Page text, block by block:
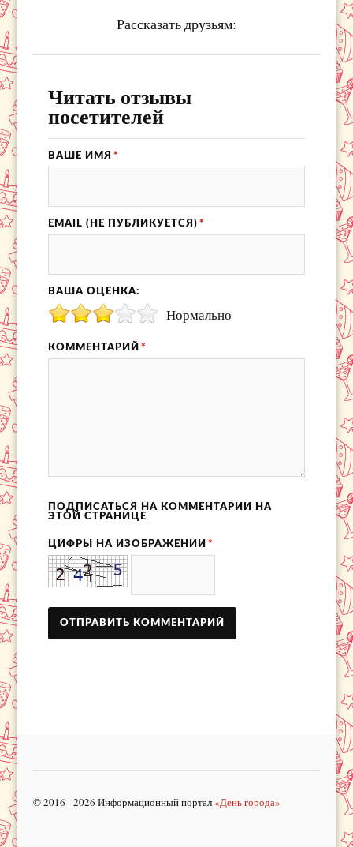
Рассказать друзьям:
Читать отзывы
посетителей
ВАШЕ ИМЯ *
EMAIL (НЕ ПУБЛИКУЕТСЯ) *
ВАША ОЦЕНКА:
Нормально
КОММЕНТАРИЙ *
ПОДПИСАТЬСЯ НА КОММЕНТАРИИ НА
ЭТОЙ СТРАНИЦЕ
ЦИФРЫ НА ИЗОБРАЖЕНИИ *
© 2016 - 2026 Информационный портал «День города»